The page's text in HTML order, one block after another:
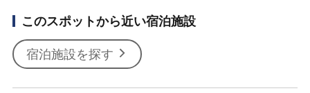
このスポットから近い宿泊施設
宿泊施設を探す